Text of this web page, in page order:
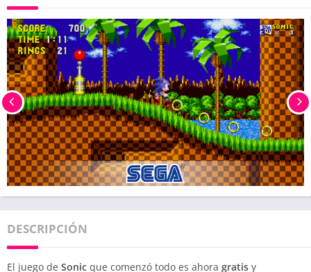
DESCRIPCIÓN
El juego de Sonic que comenzó todo es ahora gratis y